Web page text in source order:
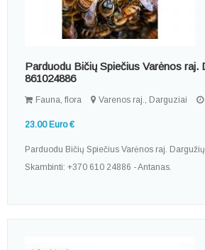
Parduodu Bičių Spiečius Varėnos raj.
861024886
Fauna, flora Varenos raj., Darguziai
23.00 Euro €
Parduodu Bičių Spiečius Varėnos raj.
Skambinti: +370 610 24886 - Antanas.